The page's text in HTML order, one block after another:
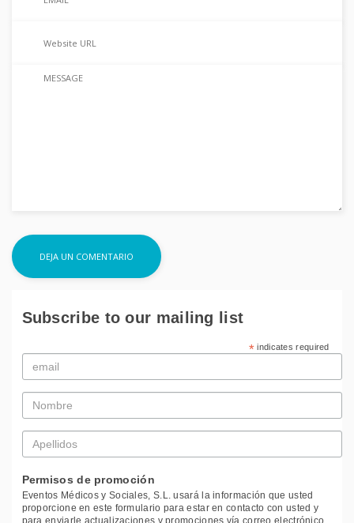
Subscribe to our mailing list
* indicates required
Email
*
Nombre
*
Apellidos
*
Permisos de promoción
Eventos Médicos y Sociales, S.L. usará la información que usted
proporcione en este formulario para estar en contacto con usted y